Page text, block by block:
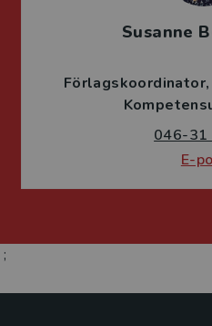
Susanne
Förlagskoordinator
046-31
E-
;